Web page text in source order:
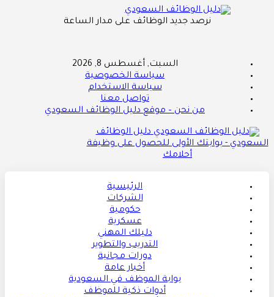
نرصد جديد الوظائف على مدار الساعة
السبت, أغسطس 8, 2026
سياسة الخصوصية
سياسة الاستخدام
تواصل معنا
من نحن – موقع دليل الوظائف السعودي
دليل الوظائف
السعودي - بوابتك الأولى للحصول على وظيفة
أحلامك
الرئيسية
الشركات
حكومية
عسكرية
دليلك المهني
التدريب والتطوير
دورات مجانية
أخبار عامة
بوابة الموظف في السعودية
أدوات ذكية للموظف